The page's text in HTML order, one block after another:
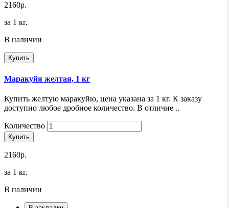
2160р.
за 1 кг.
В наличии
Купить
Маракуйя желтая, 1 кг
Купить желтую маракуйю, цена указана за 1 кг. К заказу
доступно любое дробное количество. В отличие ..
Количество
Купить
2160р.
за 1 кг.
В наличии